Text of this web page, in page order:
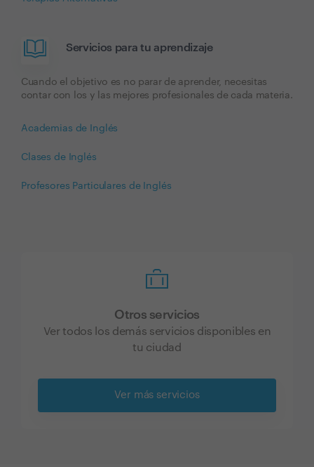
Servicios para tu aprendizaje
Cuando el objetivo es no parar de aprender, necesitas
contar con los y las mejores profesionales de cada materia.
Academias de Inglés
Clases de Inglés
Profesores Particulares de Inglés
Otros servicios
Ver todos los demás servicios disponibles en
tu ciudad
Ver más servicios